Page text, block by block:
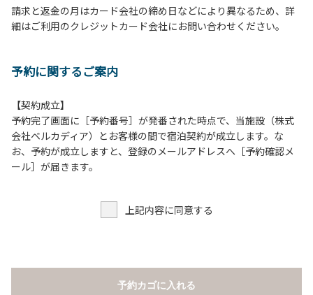
社へ発報されてしまいます。（緊急外出が必要な際は宿直ス
タッフへお声掛けください）
７．廊下やロビー等の場所に所持品を放置しないでくださ
８．未成年のみのご宿泊は、特に保護者の許可のない限りお
断りさせていただきます。
【維持管理上お守りいただきたい事項】
１．動物、鳥類（ペット類）の同伴はご遠慮願います。
持ち込まないでください。
い。
６．近隣住民に迷惑となるような、高声放歌、喧騒な行為、
請求と返金の月はカード会社の締め日などにより異なるため、詳
細はご利用のクレジットカード会社にお問い合わせください。
予約に関するご案内
【契約成立】
予約完了画面に［予約番号］が発番された時点で、当施設（株式
会社ベルカディア）とお客様の間で宿泊契約が成立します。な
お、予約が成立しますと、登録のメールアドレスへ［予約確認メ
ール］が届きます。
上記内容に同意する
予約カゴに入れる